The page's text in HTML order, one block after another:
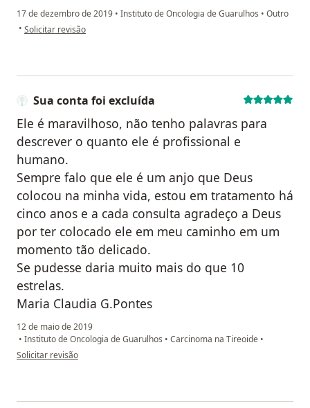
17 de dezembro de 2019 • Instituto de Oncologia de Guarulhos • Outro
• na opinião do utilizador Evelyn Piacentini Moreira Diniz
Solicitar revisão
Sua conta foi excluída
Ele é maravilhoso, não tenho palavras para
descrever o quanto ele é profissional e
humano.
Sempre falo que ele é um anjo que Deus
colocou na minha vida, estou em tratamento há
cinco anos e a cada consulta agradeço a Deus
por ter colocado ele em meu caminho em um
momento tão delicado.
Se pudesse daria muito mais do que 10
estrelas.
Maria Claudia G.Pontes
12 de maio de 2019
• Instituto de Oncologia de Guarulhos • Carcinoma na Tireoide •
na opinião do utilizador Sua conta foi excluída
Solicitar revisão